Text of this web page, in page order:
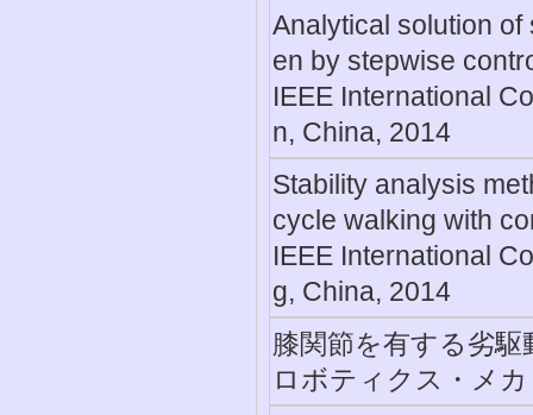
Analytical solution
en by stepwise
IEEE International
n, China, 2014
Stability analysis
cycle walking with
IEEE International
g, China, 2014
膝関節を有する劣
ロボティクス・メ